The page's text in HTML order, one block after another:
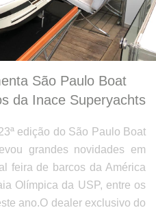
São Paulo Boat
da Inace Superyachts
edição do São Paulo Boat
grandes novidades em
feira de barcos da América
Olímpica da USP, entre os
ano.O dealer exclusivo do